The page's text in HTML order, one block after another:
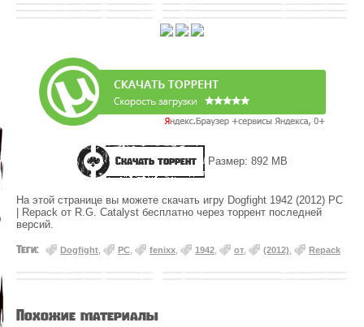
Скачать торрент Размер: 892 MB
На этой странице вы можете скачать игру Dogfight 1942 (2012) PC
| Repack от R.G. Catalyst бесплатно через торрент последней
версий.
Теги: Dogfight PC fenixx 1942 от (2012) Repack
Похожие материалы